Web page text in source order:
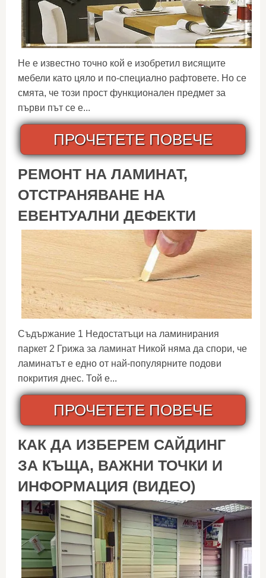
Не е известно точно кой е изобретил висящите
мебели като цяло и по-специално рафтовете. Но се
смята, че този прост функционален предмет за
първи път се е...
ПРОЧЕТЕТЕ ПОВЕЧЕ
РЕМОНТ НА ЛАМИНАТ,
ОТСТРАНЯВАНЕ НА
ЕВЕНТУАЛНИ ДЕФЕКТИ
Съдържание 1 Недостатъци на ламинирания
паркет 2 Грижа за ламинат Никой няма да спори, че
ламинатът е едно от най-популярните подови
покрития днес. Той е...
ПРОЧЕТЕТЕ ПОВЕЧЕ
КАК ДА ИЗБЕРЕМ САЙДИНГ
ЗА КЪЩА, ВАЖНИ ТОЧКИ И
ИНФОРМАЦИЯ (ВИДЕО)